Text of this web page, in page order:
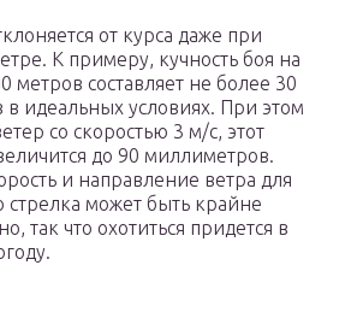
от курса даже при
К примеру, кучность боя на
метров составляет не более 30
идеальных условиях. При этом
со скоростью 3 м/с, этот
до 90 миллиметров.
и направление ветра для
может быть крайне
так что охотиться придется в